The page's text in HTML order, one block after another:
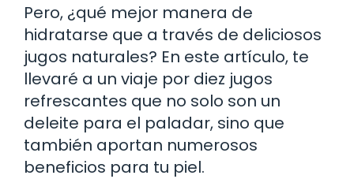
Pero, ¿qué mejor manera de
hidratarse que a través de deliciosos
jugos naturales? En este artículo, te
llevaré a un viaje por diez jugos
refrescantes que no solo son un
deleite para el paladar, sino que
también aportan numerosos
beneficios para tu piel.